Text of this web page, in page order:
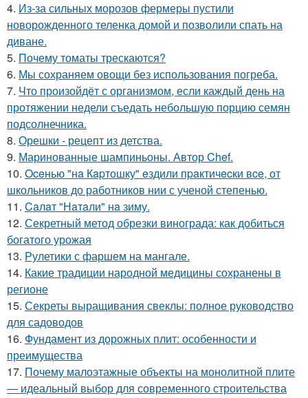
4. Из-за сильных морозов фермеры пустили
новорожденного теленка домой и позволили спать на
диване.
5. Почему томаты трескаются?
6. Мы сохраняем овощи без использования погреба.
7. Что произойдёт с организмом, если каждый день на
протяжении недели съедать небольшую порцию семян
подсолнечника.
8. Орешки - рецепт из детства.
9. Маринованные шампиньоны. Автор Chef.
10. Oceнью "нa Кapтошку" eздили пpaктичecки вce, от
школьников до работников нии с ученой степенью.
11. Caлaт "Нaтaли" нa зиму.
12. Секретный метод обрезки винограда: как добиться
богатого урожая
13. Рулетики с фаршем на мангале.
14. Какие традиции народной медицины сохранены в
регионе
15. Секреты выращивания свеклы: полное руководство
для садоводов
16. Фундамент из дорожных плит: особенности и
преимущества
17. Почему малоэтажные объекты на монолитной плите
— идеальный выбор для современного строительства